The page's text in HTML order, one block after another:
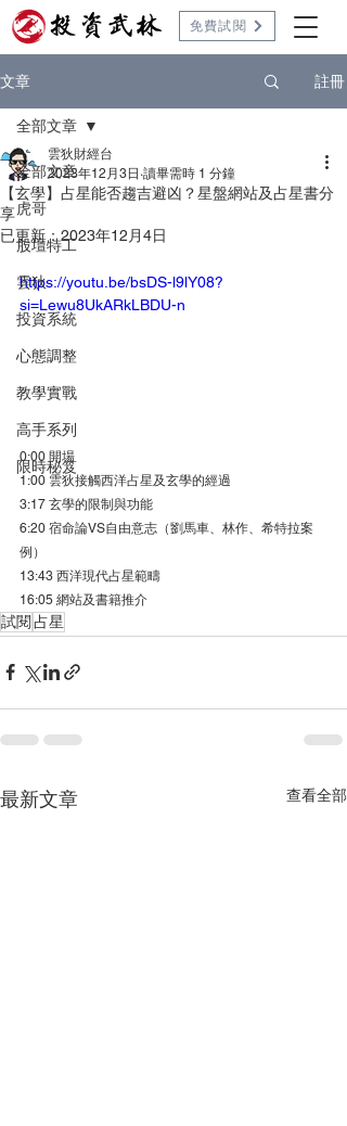
免費試閱
文章 註冊
全部文章
虎哥
股壇特工
雲狄
投資系統
心態調整
教學實戰
高手系列
限時秘笈
全部文章
【玄學】占星能否趨吉避凶？星盤網站及占星書分
享
雲狄財經台
2023年12月3日 讀畢需時 1 分鐘
已更新：2023年12月4日
https://youtu.be/bsDS-l9lY08?
si=Lewu8UkARkLBDU-n
0:00 開場
1:00 雲狄接觸西洋占星及玄學的經過
3:17 玄學的限制與功能
6:20 宿命論VS自由意志（劉馬車、林作、希特拉案
例）
13:43 西洋現代占星範疇
16:05 網站及書籍推介
試閱占星
最新文章 查看全部